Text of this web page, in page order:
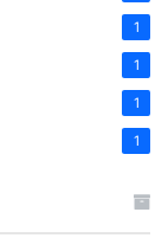
1
1
1
1